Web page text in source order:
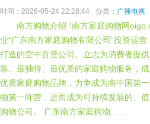
时间：2026-05-24 22:28:44 分类： 广播电视
南方购物介绍 “南方家庭购物网
业“广东南方家庭购物有限公司”投资运
打造的空中百货公司。立志为消费者提
靠、最独特、最优质的家庭购物服务，
优质家庭购物品牌，力争成为南中国第
物第一阵营，进而成为可持续发展的、
购物公司。 广东南方家庭购物... ...